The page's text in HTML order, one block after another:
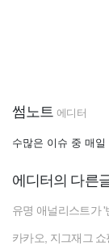
썸노트 에디터
수많은 이슈 중 매
에디터의 다른
유명 애널리스트가
카카오, 지그재그